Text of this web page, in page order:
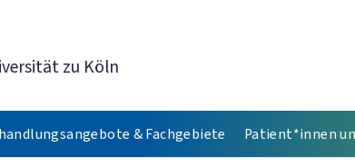
zu Köln
& Fachgebiete Patient*innen